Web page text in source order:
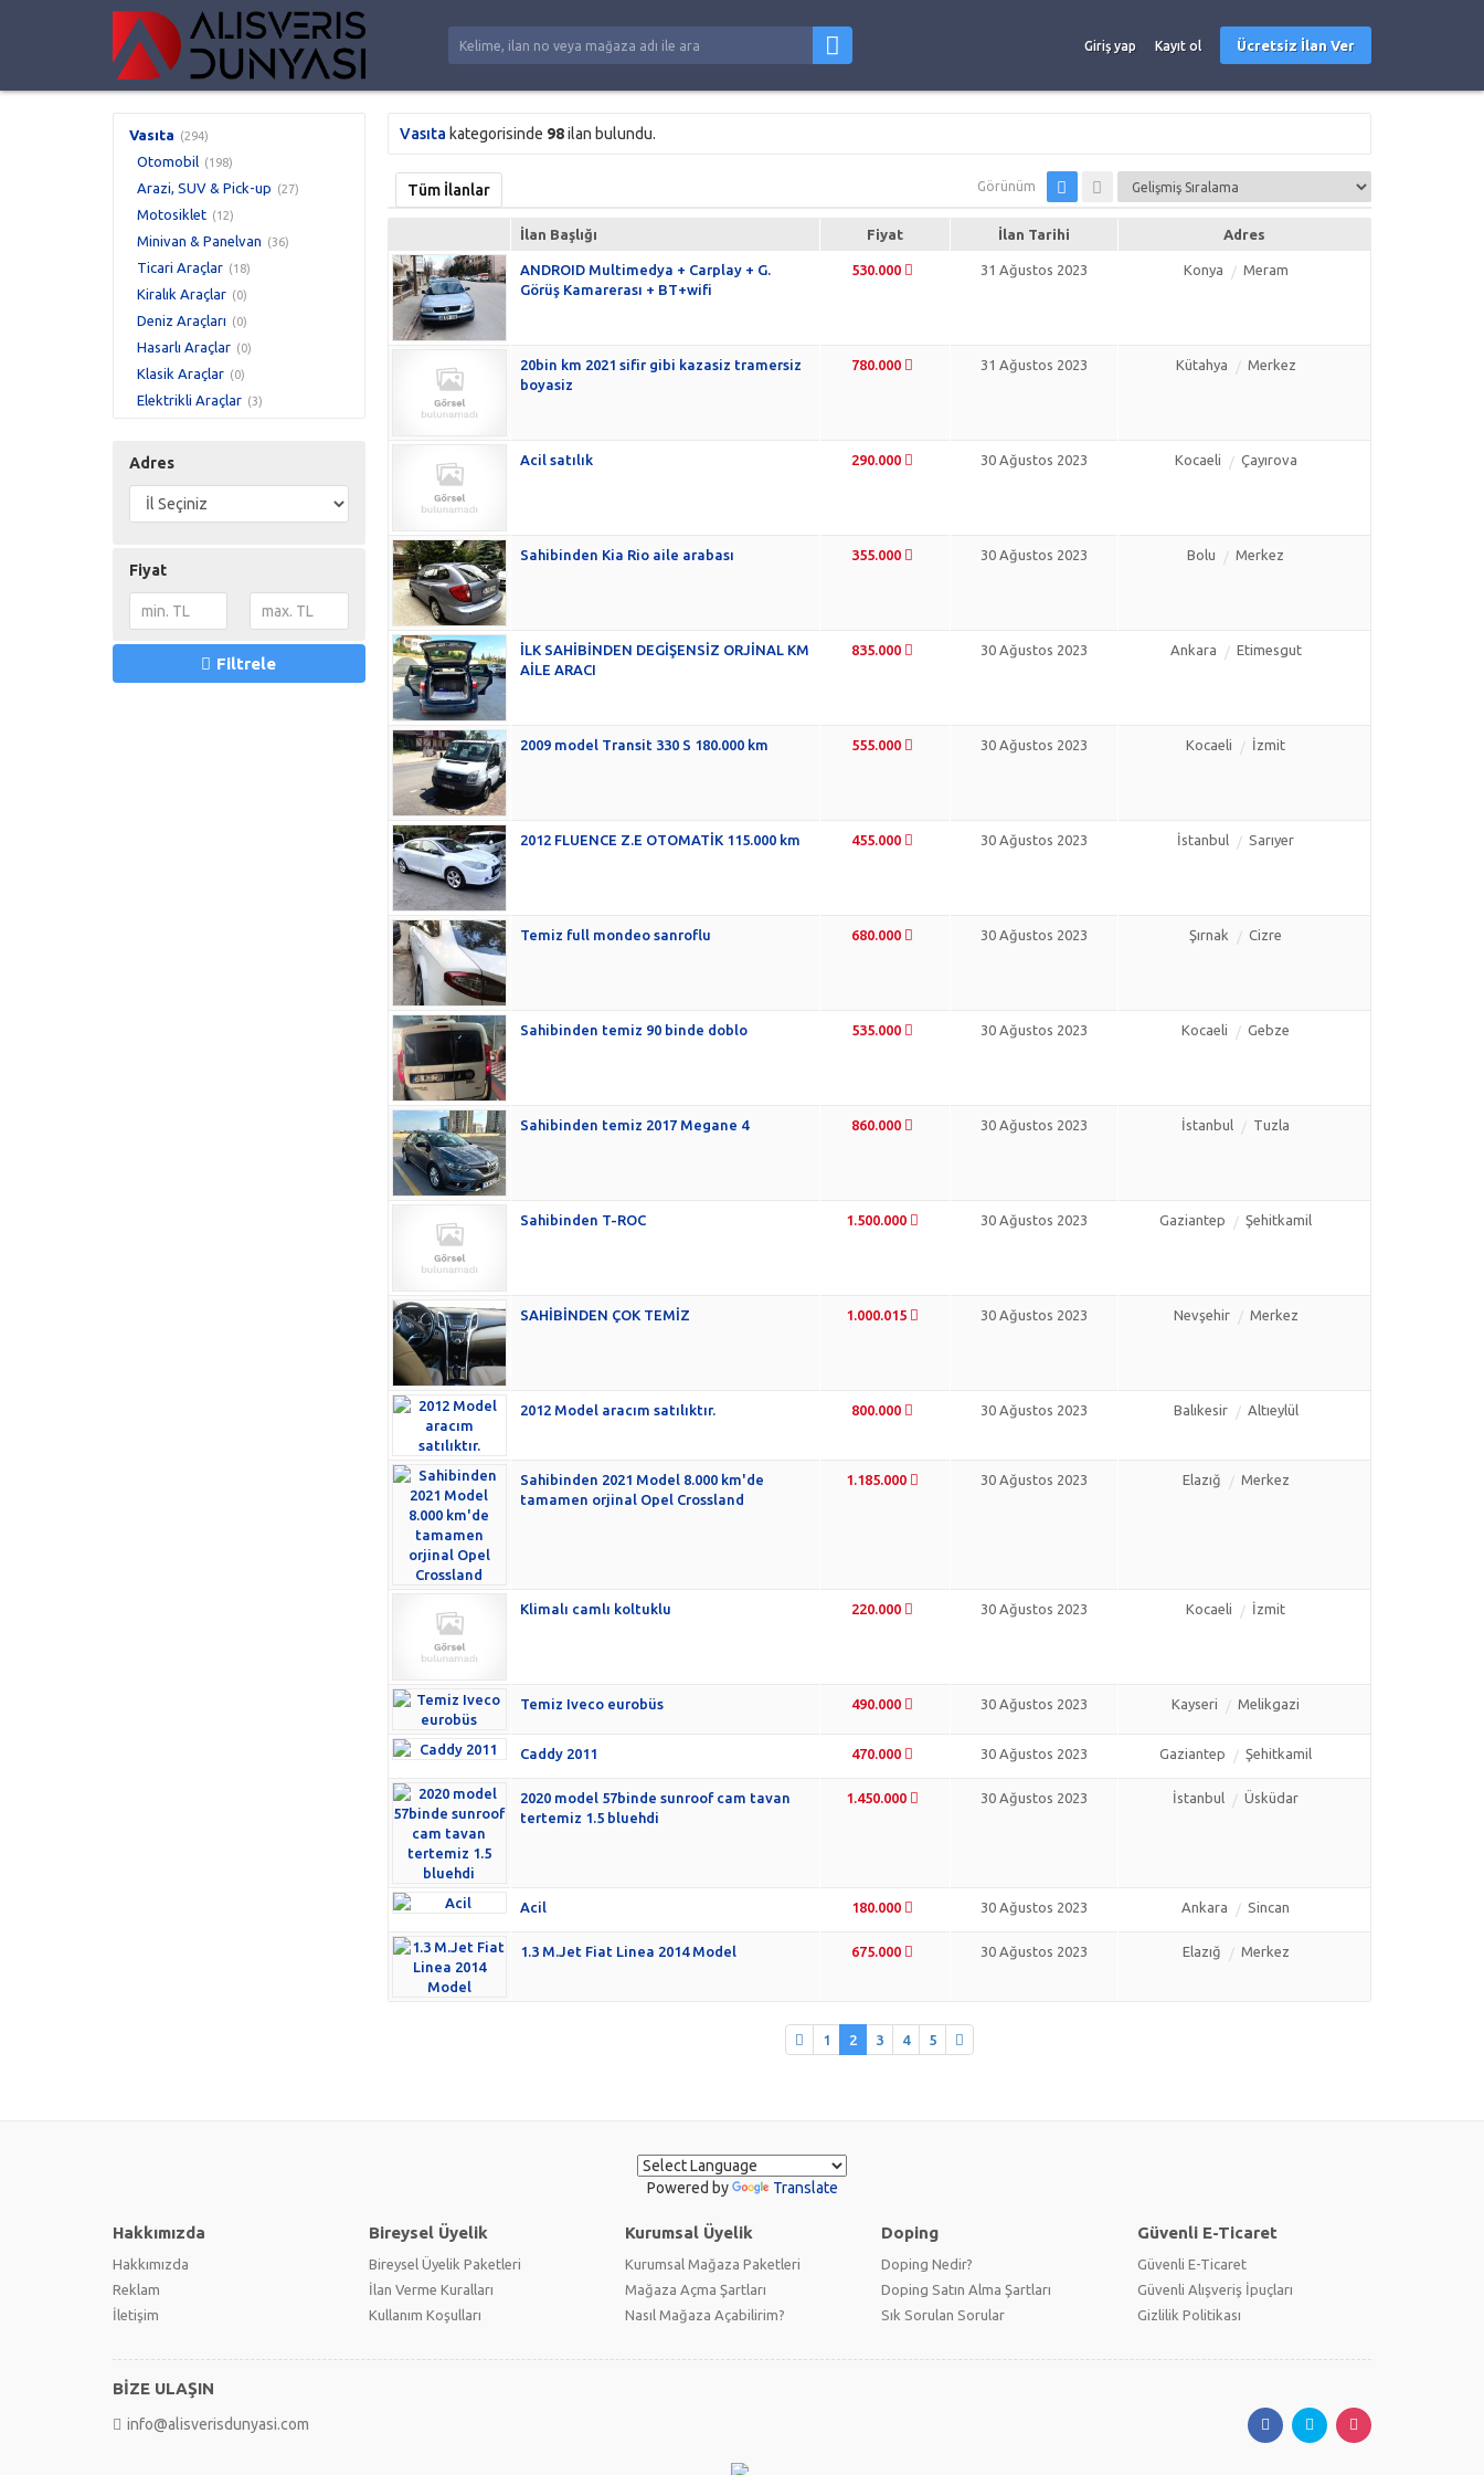
Giriş yap Kayıt ol Ücretsiz İlan Ver
Vasıta (294)
Otomobil (198)
Arazi, SUV & Pick-up (27)
Motosiklet (12)
Minivan & Panelvan (36)
Ticari Araçlar (18)
Kiralık Araçlar (0)
Deniz Araçları (0)
Hasarlı Araçlar (0)
Klasik Araçlar (0)
Elektrikli Araçlar (3)
Hava Araçları
UTV (0)
Adres
Fiyat
Filtrele
Vasıta kategorisinde 98ilan bulundu.
Tüm İlanlar Görünüm
İlan Başlığı Fiyat İlan Tarihi Adres
ANDROID Multimedya + Carplay + G.
Görüş Kamarerası + BT+wifi
530.000 31 Ağustos 2023 Konya Meram
20bin km 2021 sifir gibi kazasiz tramersiz
boyasiz
780.000 31 Ağustos 2023 Kütahya Merkez
Acil satılık 290.000 30 Ağustos 2023 Kocaeli Çayırova
Sahibinden Kia Rio aile arabası 355.000 30 Ağustos 2023 Bolu Merkez
İLK SAHİBİNDEN DEGİŞENSİZ ORJİNAL KM
AİLE ARACI
835.000 30 Ağustos 2023 Ankara Etimesgut
2009 model Transit 330 S 180.000 km 555.000 30 Ağustos 2023 Kocaeli İzmit
2012 FLUENCE Z.E OTOMATİK 115.000 km 455.000 30 Ağustos 2023 İstanbul Sarıyer
Temiz full mondeo sanroflu 680.000 30 Ağustos 2023 Şırnak Cizre
Sahibinden temiz 90 binde doblo 535.000 30 Ağustos 2023 Kocaeli Gebze
Sahibinden temiz 2017 Megane 4 860.000 30 Ağustos 2023 İstanbul Tuzla
Sahibinden T-ROC 1.500.000 30 Ağustos 2023 Gaziantep Şehitkamil
SAHİBİNDEN ÇOK TEMİZ 1.000.015 30 Ağustos 2023 Nevşehir Merkez
2012 Model aracım satılıktır. 800.000 30 Ağustos 2023 Balıkesir Altıeylül
Sahibinden 2021 Model 8.000 km'de
tamamen orjinal Opel Crossland
1.185.000 30 Ağustos 2023 Elazığ Merkez
Klimalı camlı koltuklu 220.000 30 Ağustos 2023 Kocaeli İzmit
Temiz Iveco eurobüs 490.000 30 Ağustos 2023 Kayseri Melikgazi
Caddy 2011 470.000 30 Ağustos 2023 Gaziantep Şehitkamil
2020 model 57binde sunroof cam tavan
tertemiz 1.5 bluehdi
1.450.000 30 Ağustos 2023 İstanbul Üsküdar
Acil 180.000 30 Ağustos 2023 Ankara Sincan
1.3 M.Jet Fiat Linea 2014 Model 675.000 30 Ağustos 2023 Elazığ Merkez
1 2 3 4 5
Powered by Translate
Hakkımızda
Hakkımızda
Reklam
İletişim
Bireysel Üyelik
Bireysel Üyelik Paketleri
İlan Verme Kuralları
Kullanım Koşulları
Kurumsal Üyelik
Kurumsal Mağaza Paketleri
Mağaza Açma Şartları
Nasıl Mağaza Açabilirim?
Doping
Doping Nedir?
Doping Satın Alma Şartları
Sık Sorulan Sorular
Güvenli E-Ticaret
Güvenli E-Ticaret
Güvenli Alışveriş İpuçları
Gizlilik Politikası
BİZE ULAŞIN
info@alisverisdunyasi.com